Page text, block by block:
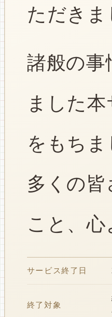
ただき
諸般の事
ました
をもち
多くの
こと、
サービス終了日
終了対象